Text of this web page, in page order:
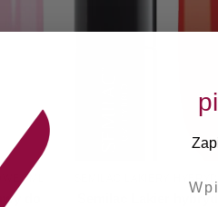
7ML
do
Semilac Lakier